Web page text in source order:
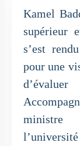
Kamel
supérieur
s’est
pour une